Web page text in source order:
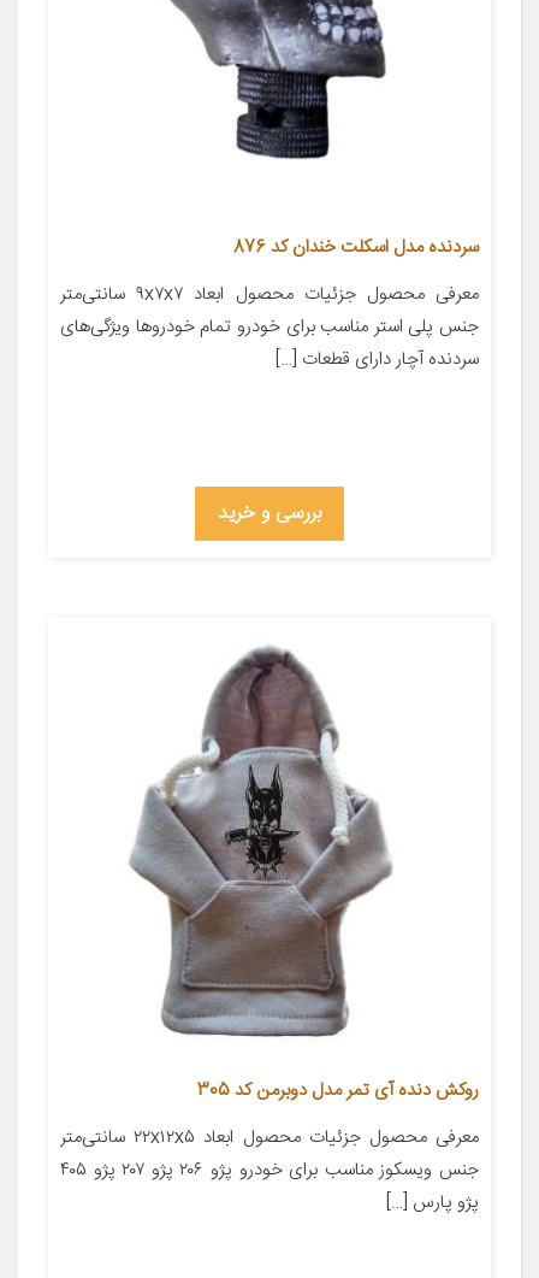
سردنده مدل اسکلت خندان کد 876
معرفی محصول جزئیات محصول ابعاد ۹x۷x۷ سانتی‌متر
جنس پلی استر مناسب برای خودرو تمام خودروها ویژگی‌های
سردنده آچار دارای قطعات […]
بررسی و خرید
روکش دنده آی تمر مدل دوبرمن کد 305
معرفی محصول جزئیات محصول ابعاد ۲۲x۱۲x۵ سانتی‌متر
جنس ویسکوز مناسب برای خودرو پژو ۲۰۶ پژو ۲۰۷ پژو ۴۰۵
پژو پارس […]